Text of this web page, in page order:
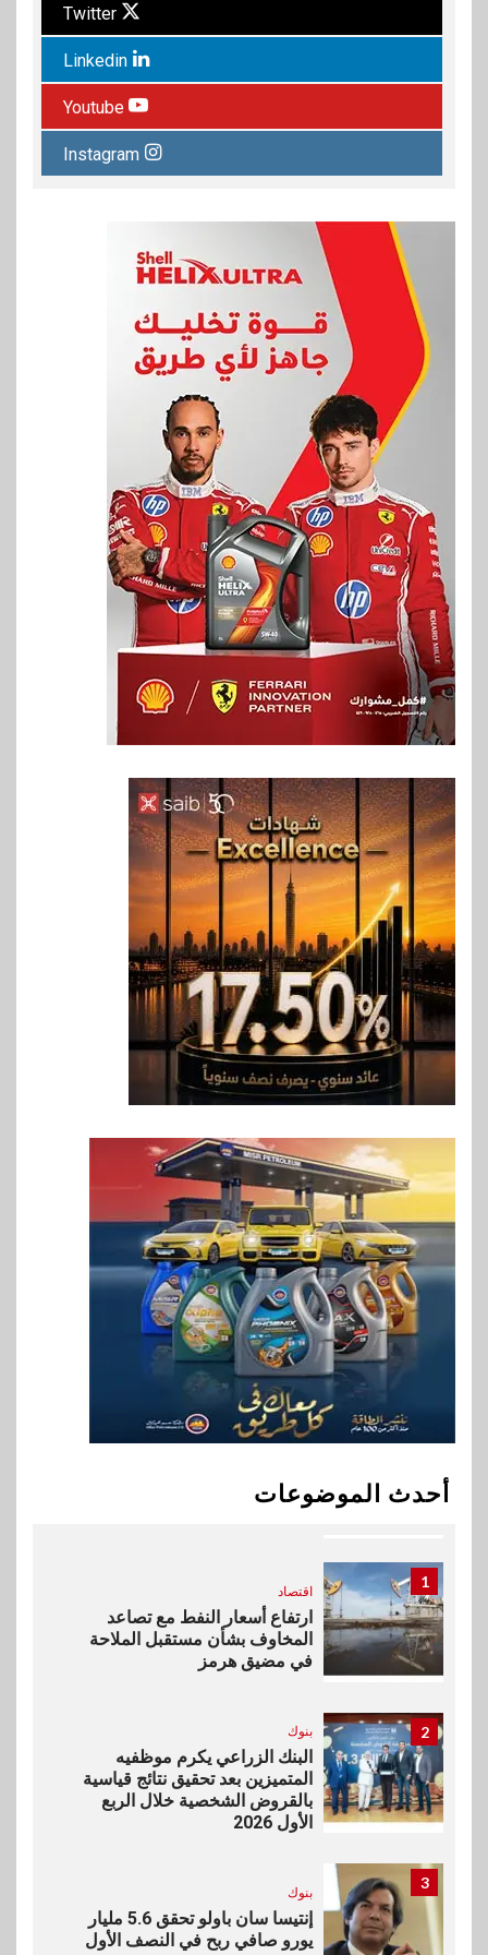
Twitter
Linkedin
Youtube
Instagram
أحدث الموضوعات
6
بنوك
بنك QNB مصر يعزز جاهزية
المشروعات الصغيرة والمتوسطة
للنمو والتوسع
7 اخبار
فيكسد مصر و”حلول” تتشاركان
في تطوير أول منصة للسياحة
الصحية في مصر والشرق الأوسط
وأفريقيا Tour4Cure
8
سوق وصلة
هواوي: هاتف nova 15
Max بطارية ضخمة وتصميم متين
جهازًا مثاليًا للشباب
9 اقتصاد
إي اف چي فاينانس تستعرض
خطط نمو «بلد» لتعزيز حضورها
في سوق تحويلات المصريين
بالخارج
بيان توضيحي صادر عن شركة
ناتجاس
1
اقتصاد
ارتفاع أسعار النفط مع تصاعد
المخاوف بشأن مستقبل الملاحة
في مضيق هرمز
2 بنوك
البنك الزراعي يكرم موظفيه
المتميزين بعد تحقيق نتائج قياسية
بالقروض الشخصية خلال الربع
الأول 2026
3
بنوك
إنتيسا سان باولو تحقق 5.6 مليار
يورو صافي ربح في النصف الأول